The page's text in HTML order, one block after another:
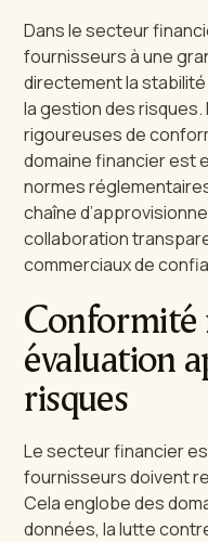
Dans le secteur
fournisseurs à une
directement la
la gestion des
rigoureuses de
domaine financier est
normes
chaîne
collaboration
commerciaux de
Conformité
évaluation
risques
Le secteur financier
fournisseurs doivent
Cela englobe des
données, la lutte